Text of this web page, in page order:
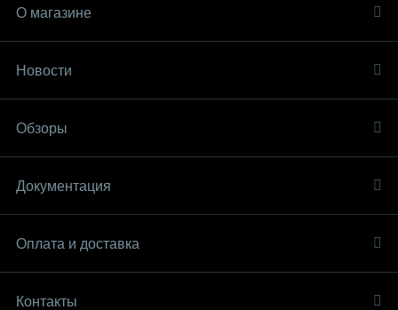
О магазине
Новости
Обзоры
Документация
Оплата и доставка
Контакты